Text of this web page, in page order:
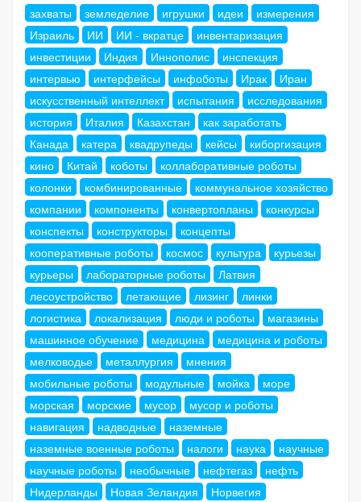
захваты
земледелие игрушки идеи
измерения
Израиль
ИИ ИИ - вкратце
инвентаризация
инвестиции
Индия Иннополис
инспекция
интервью
интерфейсы инфоботы Ирак
Иран
искусственный интеллект
испытания
исследования
история
Италия Казахстан
как заработать
Канада
катера квадрупеды кейсы
киборгизация
кино
Китай коботы
коллаборативные роботы
колонки
комбинированные
коммунальное хозяйство
компании
компоненты конвертопланы
конкурсы
конспекты
конструкторы
концепты
кооперативные роботы
космос культура
курьезы
курьеры
лабораторные роботы
Латвия
лесоустройство
летающие лизинг
линки
логистика
локализация люди и роботы
магазины
машинное обучение
медицина
медицина и роботы
мелководье
металлургия
мнения
мобильные роботы
модульные мойка
море
морская
морские мусор
мусор и роботы
навигация
надводные
наземные
наземные военные роботы
налоги наука
научные
научные роботы
необычные нефтегаз
нефть
Нидерланды
Новая Зеландия
Норвегия